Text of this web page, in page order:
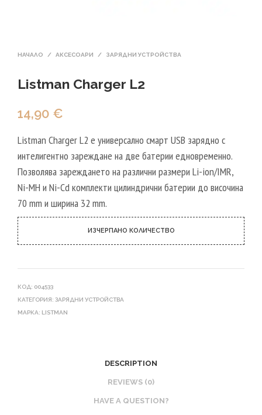
НАЧАЛО / АКСЕСОАРИ / ЗАРЯДНИ УСТРОЙСТВА
Listman Charger L2
14,90 €
Listman Charger L2 е универсално смарт USB зарядно с
интелигентно зареждане на две батерии едновременно.
Позволява зареждането на различни размери Li-ion/IMR,
Ni-MH и Ni-Cd комплекти цилиндрични батерии до височина
70 mm и ширина 32 mm.
ИЗЧЕРПАНО КОЛИЧЕСТВО
КОД: 004533
КАТЕГОРИЯ: ЗАРЯДНИ УСТРОЙСТВА
МАРКА: LISTMAN
DESCRIPTION
REVIEWS (0)
HAVE A QUESTION?